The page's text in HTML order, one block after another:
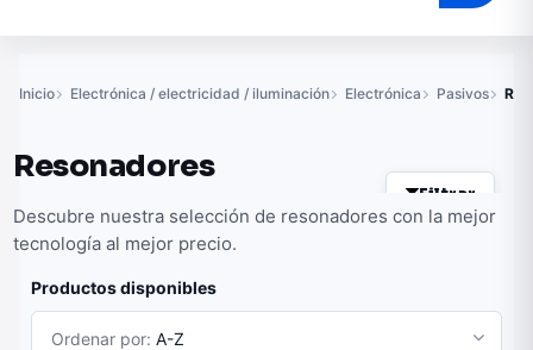
Inicio Electrónica / electricidad / iluminación Electrónica Pasivos
Resonadores
Filtrar
Descubre nuestra selección de resonadores con la mejor
tecnología al mejor precio.
Productos disponibles
Ordenar por: A-Z